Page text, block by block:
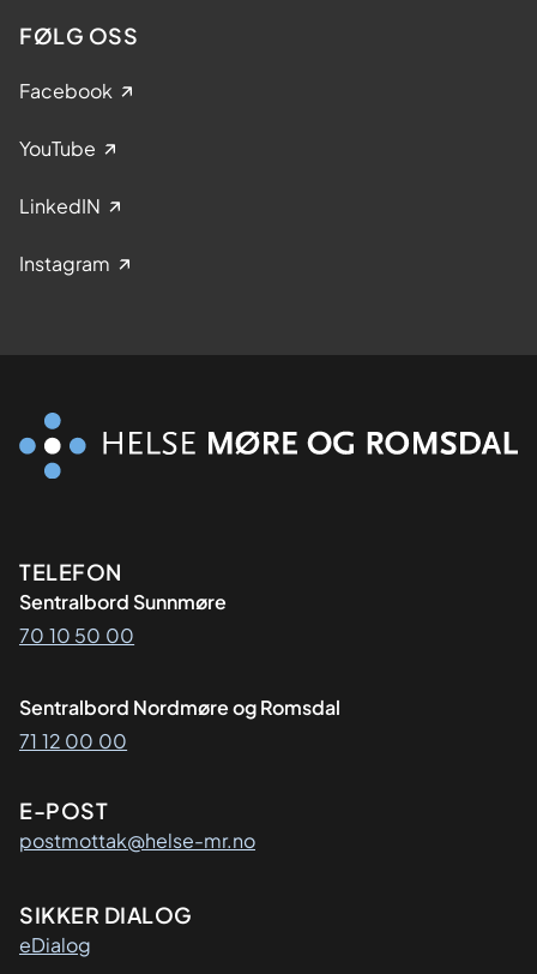
FØLG OSS
Facebook
YouTube
LinkedIN
Instagram
Kontaktinformasjon
TELEFON
Sentralbord Sunnmøre
70 10 50 00
Sentralbord Nordmøre og Romsdal
71 12 00 00
E-POST
postmottak@helse-mr.no
SIKKER DIALOG
eDialog